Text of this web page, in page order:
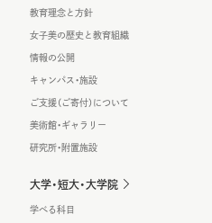
教育理念と方針
女子美の歴史と教育組織
情報の公開
キャンパス・施設
ご支援（ご寄付）について
美術館・ギャラリー
研究所・附置施設
大学・短大・大学院
学べる科目